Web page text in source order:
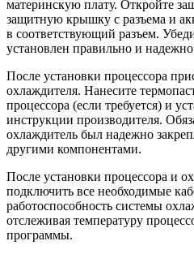
материнскую плату. Откройте
защитную крышку с разъема и
в соответствующий разъем.
установлен правильно и
После установки процессора
охлаждителя. Нанесите
процессора (если требуется) и
инструкции производителя.
охлаждитель был надежно
другими компонентами.
После установки процессора и
подключить все необходимые
работоспособность системы
отслеживая температуру
программы.